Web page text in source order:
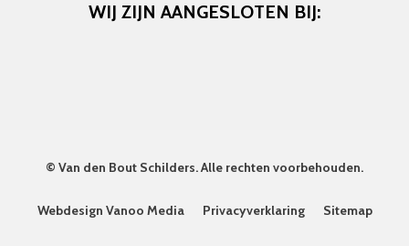
WIJ ZIJN AANGESLOTEN BIJ:
© Van den Bout Schilders. Alle rechten voorbehouden.
Webdesign Vanoo Media Privacyverklaring Sitemap